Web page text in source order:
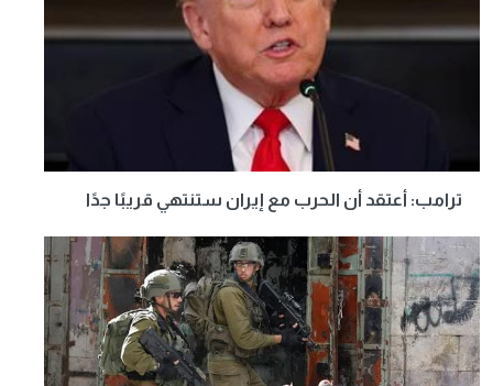
ترامب: أعتقد أن الحرب مع إيران ستنتهي قريبًا جدًا